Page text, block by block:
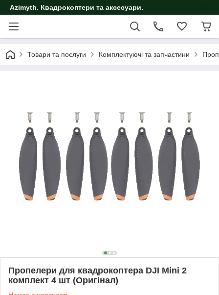
Azimyth. Квадрокоптери та аксесуари.
Товари та послуги Комплектуючі та запчастини
Пропелери для квадрокоптера DJI Mini 2
комплект 4 шт (Оригінал)